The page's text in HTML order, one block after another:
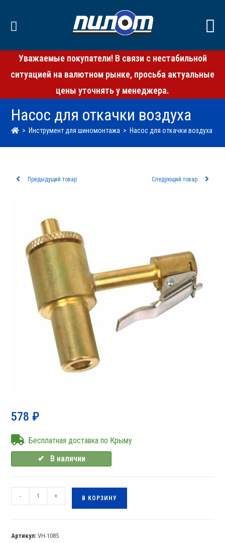
Уважаемые покупатели! В связи с нестабильной
ситуацией на валютном рынке, просьба актуальные
цены уточнять у менеджера.
Насос для откачки воздуха
> Инструмент для шиномонтажа > Насос для откачки воздуха
Предыдущий товар Следующий товар
578₽
Бесплатная доставка по Крыму
✔⠀В наличии
- + В КОРЗИНУ
Артикул:VH-1085